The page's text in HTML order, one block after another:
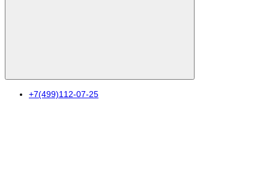
+7(499)112-07-25